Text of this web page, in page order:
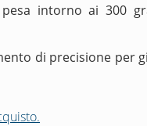
intorno ai 300
di precisione